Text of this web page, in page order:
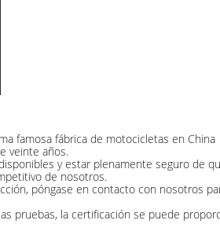
famosa fábrica de motocicletas en China
veinte años.
y estar plenamente seguro de
de nosotros.
póngase en contacto con nosotros
pruebas, la certificación se puede